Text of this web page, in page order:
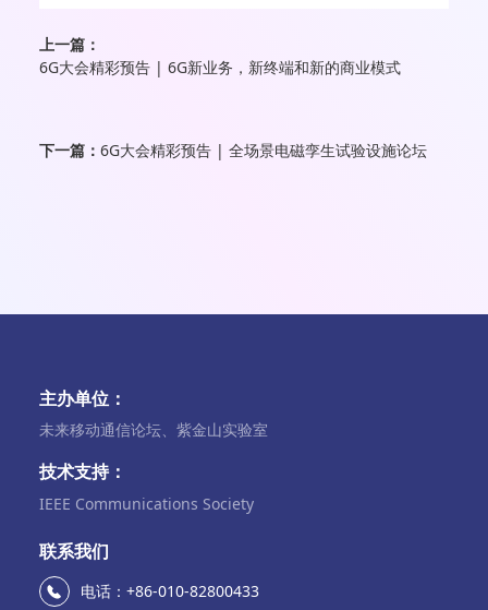
上一篇：
6G大会精彩预告 | 6G新业务，新终端和新的商业模式
下一篇： 6G大会精彩预告 | 全场景电磁孪生试验设施论坛
主办单位：
未来移动通信论坛、紫金山实验室
技术支持：
IEEE Communications Society
联系我们
电话：+86-010-82800433